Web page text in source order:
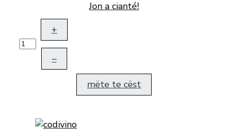
Jon a cianté!
+
–
mëte te cëst